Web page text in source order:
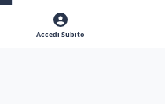
Accedi Subito